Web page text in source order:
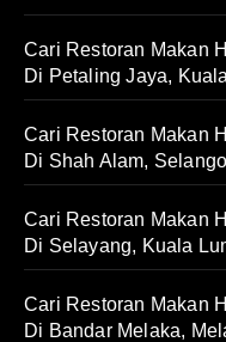
Cari Restoran Makan
Di Petaling Jaya,
Cari Restoran Makan
Di Shah Alam,
Cari Restoran Makan
Di Selayang, Kuala
Cari Restoran Makan
Di Bandar Melaka,